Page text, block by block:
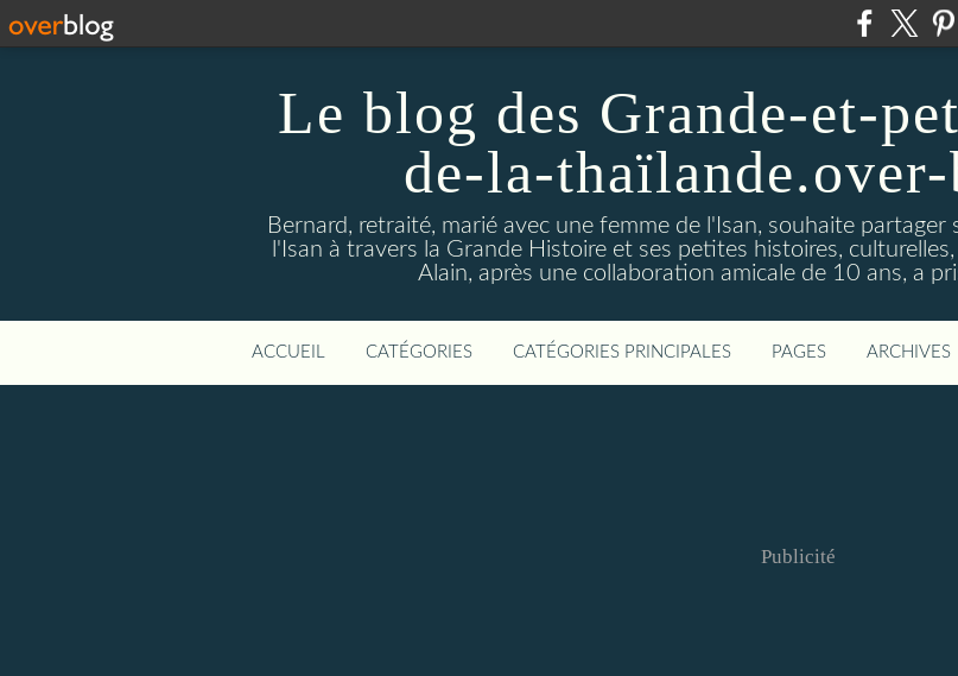
Le blog des Grande-et-
de-la-
Bernard, retraité, marié avec une femme de l'Isan, souhaite
l'Isan à travers la Grande Histoire et ses petites histoires,
Alain, après une collaboration amicale de 10 ans, a
ACCUEIL CATÉGORIES CATÉGORIES PRINCIPALES PAGES ARCHIVES
Publicité